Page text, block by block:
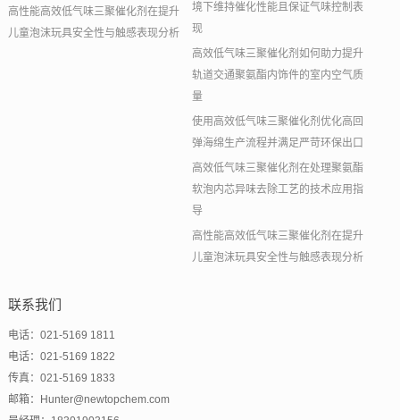
高性能高效低气味三聚催化剂在提升
儿童泡沫玩具安全性与触感表现分析
境下维持催化性能且保证气味控制表
现
高效低气味三聚催化剂如何助力提升
轨道交通聚氨酯内饰件的室内空气质
量
使用高效低气味三聚催化剂优化高回
弹海绵生产流程并满足严苛环保出口
高效低气味三聚催化剂在处理聚氨酯
软泡内芯异味去除工艺的技术应用指
导
高性能高效低气味三聚催化剂在提升
儿童泡沫玩具安全性与触感表现分析
联系我们
电话：021-5169 1811
电话：021-5169 1822
传真：021-5169 1833
邮箱：Hunter@newtopchem.com